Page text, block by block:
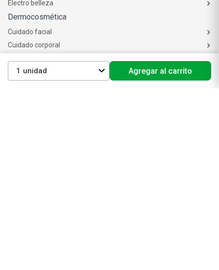
1 Agregar al carrito
Electro belleza
Dermocosmética
Cuidado facial
Cuidado corporal
Cuidado del pelo